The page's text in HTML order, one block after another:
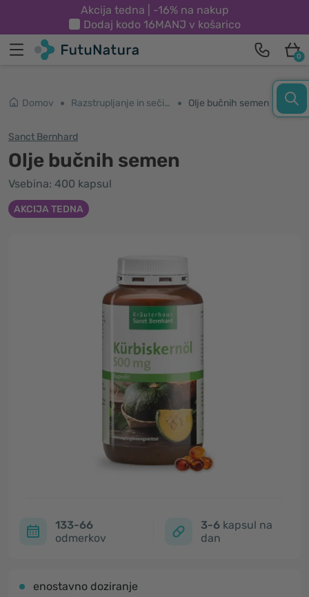
Akcija tedna | -16% na nakup
Dodaj kodo 16MANJ v košarico
0
Domov Razstrupljanje in sečila Olje bučnih semen
Sanct Bernhard
Olje bučnih semen
Vsebina: 400 kapsul
AKCIJA TEDNA
133-66
odmerkov
3-6kapsul na
dan
enostavno doziranje